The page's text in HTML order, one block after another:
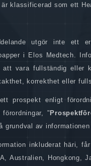
klassificerad som ett
utgör inte ett
i Elos Medtech.
vara fullständig eller
korrekthet eller
prospekt enligt
förordningar, "
grundval av
inkluderat häri,
Australien, Hongkong,